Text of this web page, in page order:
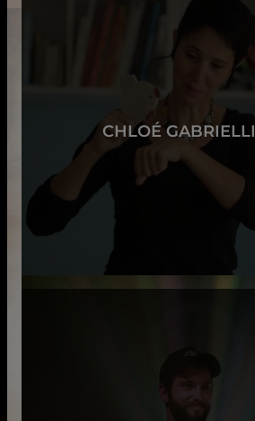
CHLOÉ GABRIELLI